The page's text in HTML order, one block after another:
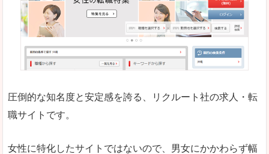
悪いところ
求人の掲載数が少ないです。
求人の掲載情報の文字が小さめで、少し見づらい
詳しい説明
女性でエンジニア職への転職をお考えの方は、こ
圧倒的な知名度と安定感を誇る、リクルート社の求人・転
職サイトです。
女性に特化したサイトではないので、男女にかかわらず幅